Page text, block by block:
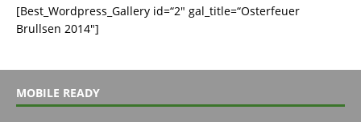
[Best_Wordpress_Gallery id=“2″ gal_title=“Osterfeuer
Brullsen 2014″]
MOBILE READY